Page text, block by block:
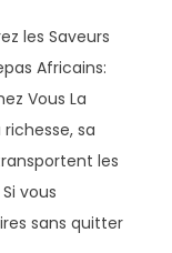
les Saveurs
Africains:
Vous La
sa
les
vous
sans quitter